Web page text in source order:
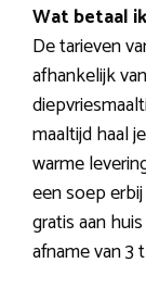
Wat betaal
De tarieven
afhankelijk
maaltijd haal
warme
een soep
gratis aan
afname van 3